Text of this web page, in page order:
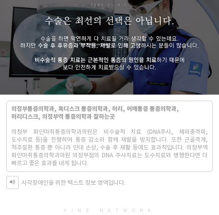
의정부통증의학과, 목디스크 통증의학과, 허리, 어깨통증 통증의학과,
허리디스크, 의정부역 통증의학과 잘하는곳
의정부 화인마취통증의학과의원은 비수술적 치료 (DNA주사, 체외충격파,
도수치료 등)을 진행하여 통증 감소와 함께 재발을 방지합니다. 또한 근골격계,
척추질환 통증 뿐 아니라 인대 손상, 수술 후 재활 등에도 효과적입니다. 의정부역
화인마취통증의학과의원 의정부점의 DNA 주사치료는 도수치료와 병행한다면 더
빠르고 좋은 효과를 내게 됩니다.
시각장애인을 위한 텍스트 정보 영역입니다.
FINE NETWORK